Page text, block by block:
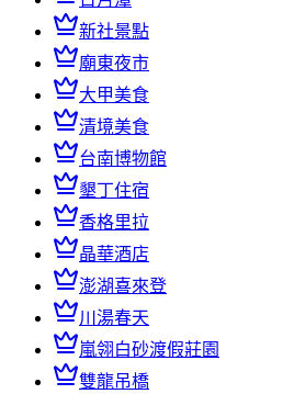
新社景點
廟東夜市
大甲美食
清境美食
台南博物館
墾丁住宿
香格里拉
晶華酒店
澎湖喜來登
川湯春天
嵐翎白砂渡假莊園
雙龍吊橋